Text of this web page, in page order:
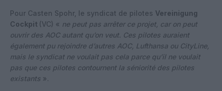
Pour Casten Spohr, le syndicat de pilotes Vereinigung
Cockpit (VC) « ne peut pas arrêter ce projet, car on peut
ouvrir des AOC autant qu’on veut. Ces pilotes auraient
également pu rejoindre d’autres AOC, Lufthansa ou CityLine,
mais le syndicat ne voulait pas cela parce qu’il ne voulait
pas que ces pilotes contournent la séniorité des pilotes
existants ».